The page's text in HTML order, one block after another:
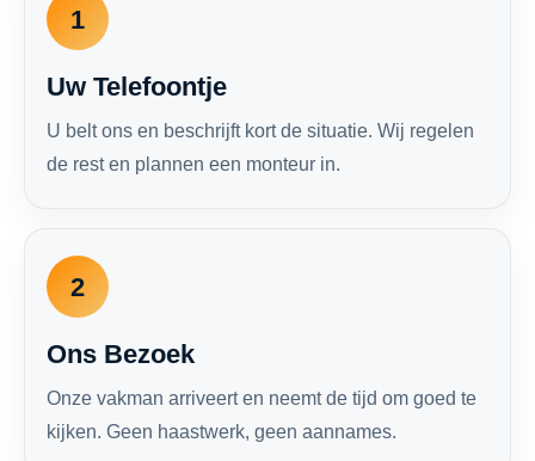
1
Uw Telefoontje
U belt ons en beschrijft kort de situatie. Wij regelen
de rest en plannen een monteur in.
2
Ons Bezoek
Onze vakman arriveert en neemt de tijd om goed te
kijken. Geen haastwerk, geen aannames.